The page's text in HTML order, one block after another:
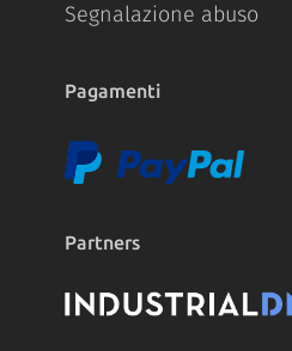
Segnalazione abuso
Pagamenti
Partners